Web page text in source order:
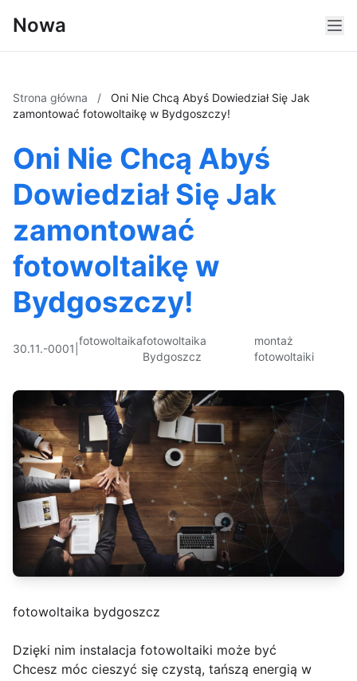
Nowa
Strona główna /
Oni Nie Chcą Abyś Dowiedział Się Jak
zamontować fotowoltaikę w Bydgoszczy!
Oni Nie Chcą Abyś
Dowiedział Się Jak
zamontować
fotowoltaikę w
Bydgoszczy!
30.11.-0001
fotowoltaikafotowoltaika
Bydgoszcz
montaż
fotowoltaiki
fotowoltaika bydgoszcz
Dzięki nim instalacja fotowoltaiki może być
Chcesz móc cieszyć się czystą, tańszą energią w